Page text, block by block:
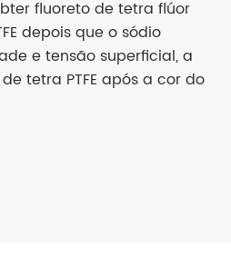
fluoreto de tetra flúor
depois que o sódio
e tensão superficial, a
tetra PTFE após a cor do